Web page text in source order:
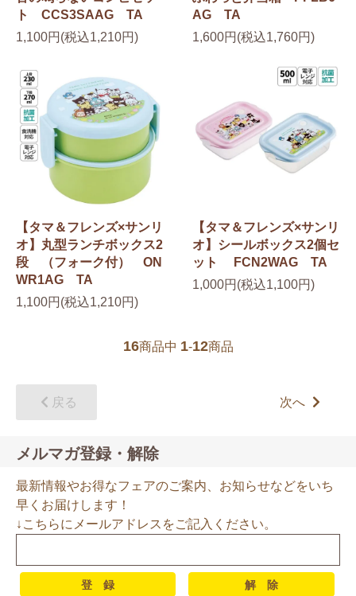
ト CCS3SAAG TA
1,100円(税込1,210円)
AG TA
1,600円(税込1,760円)
【タマ＆フレンズ×サンリ
オ】丸型ランチボックス2
段 （フォーク付） ON
WR1AG TA
1,100円(税込1,210円)
【タマ＆フレンズ×サンリ
オ】シールボックス2個セ
ット FCN2WAG TA
1,000円(税込1,100円)
16商品中 1-12商品
戻る 次へ
メルマガ登録・解除
最新情報やお得なフェアのご案内、お知らせなどをいち
早くお届けします！
↓こちらにメールアドレスをご記入ください。